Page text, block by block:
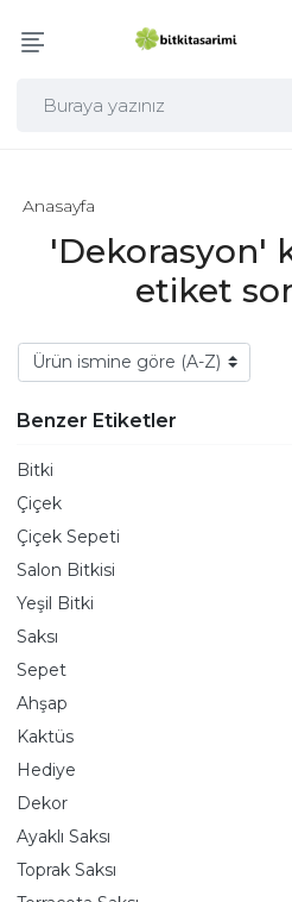
'Dekorasyon'
etiket
Anasayfa
Benzer Etiketler
Bitki
Çiçek
Çiçek Sepeti
Salon Bitkisi
Yeşil Bitki
Saksı
Sepet
Ahşap
Kaktüs
Hediye
Dekor
Ayaklı Saksı
Toprak Saksı